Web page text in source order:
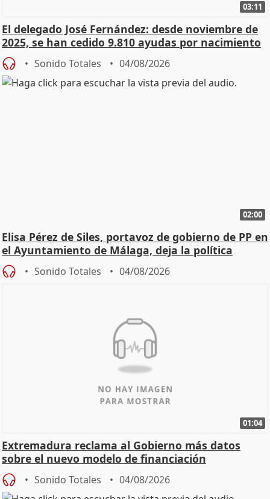
03:11
El delegado José Fernández: desde noviembre de
2025, se han cedido 9.810 ayudas por nacimiento
Sonido Totales 04/08/2026
02:00
Elisa Pérez de Siles, portavoz de gobierno de PP en
el Ayuntamiento de Málaga, deja la política
Sonido Totales 04/08/2026
01:04
Extremadura reclama al Gobierno más datos
sobre el nuevo modelo de financiación
Sonido Totales 04/08/2026